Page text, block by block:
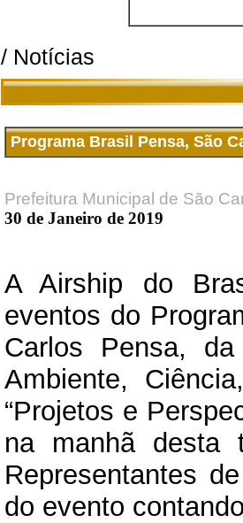
/ Notícias
Programa Brasil Pensa, São
Prefeitura Municipal de São
30 de Janeiro de 2019
A Airship do
eventos do
Carlos Pensa,
Ambiente,
“Projetos e
na manhã desta
Representantes
do evento